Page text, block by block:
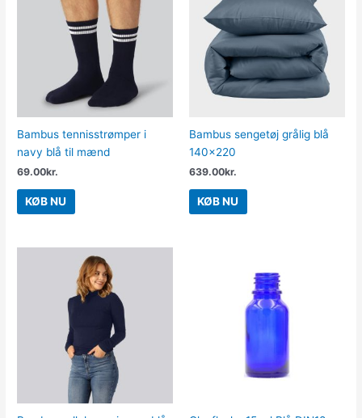
Bambus tennisstrømper i
navy blå til mænd
69.00kr.
KØB NU
Bambus sengetøj grålig blå
140×220
639.00kr.
KØB NU